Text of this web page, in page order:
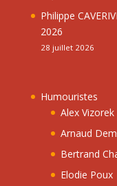
Philippe
2026
28 juillet 2026
Humouristes
Alex Vizorek
Arnaud
Bertrand
Elodie Poux